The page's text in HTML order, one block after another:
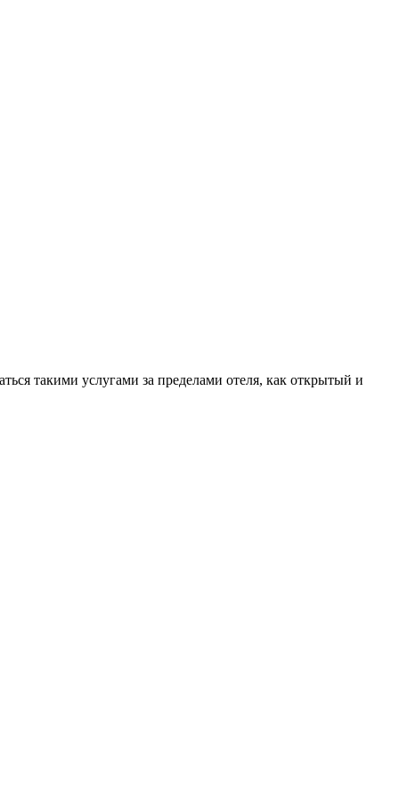
такими услугами за пределами отеля, как открытый и